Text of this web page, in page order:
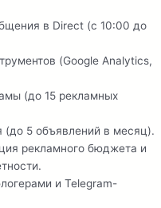
в Direct (с 10:00 до
(Google Analytics,
(до 15 рекламных
(до 5 объявлений в месяц).
рекламного бюджета и
и Telegram-